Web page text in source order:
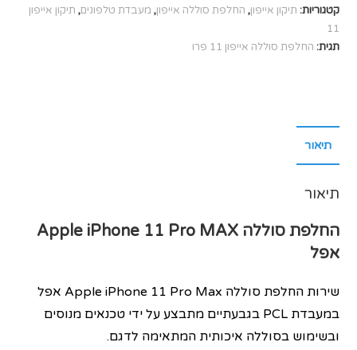
קטגוריות: תיקון אייפון, החלפת סוללה אייפון, מעבדת טלפונים, תיקון אייפון
11
תגית: החלפת סוללה אייפון 11 פרו
תיאור
תיאור
‏החלפת סוללהApple iPhone 11 Pro MAX
אפל
שירות החלפת סוללה Apple iPhone 11 Pro Max אפל
במעבדת PCL בגבעתיים מתבצע על ידי טכנאים מנוסים
ובשימוש בסוללה איכותית המתאימה לדגם.